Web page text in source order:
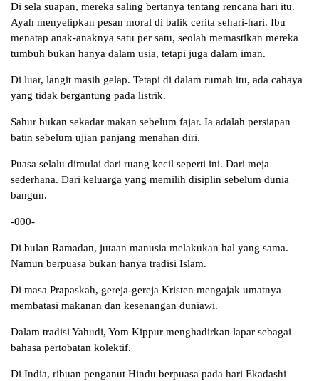
Di sela suapan, mereka saling bertanya tentang rencana hari itu.
Ayah menyelipkan pesan moral di balik cerita sehari-hari. Ibu
menatap anak-anaknya satu per satu, seolah memastikan mereka
tumbuh bukan hanya dalam usia, tetapi juga dalam iman.
Di luar, langit masih gelap. Tetapi di dalam rumah itu, ada cahaya
yang tidak bergantung pada listrik.
Sahur bukan sekadar makan sebelum fajar. Ia adalah persiapan
batin sebelum ujian panjang menahan diri.
Puasa selalu dimulai dari ruang kecil seperti ini. Dari meja
sederhana. Dari keluarga yang memilih disiplin sebelum dunia
bangun.
-000-
Di bulan Ramadan, jutaan manusia melakukan hal yang sama.
Namun berpuasa bukan hanya tradisi Islam.
Di masa Prapaskah, gereja-gereja Kristen mengajak umatnya
membatasi makanan dan kesenangan duniawi.
Dalam tradisi Yahudi, Yom Kippur menghadirkan lapar sebagai
bahasa pertobatan kolektif.
Di India, ribuan penganut Hindu berpuasa pada hari Ekadashi